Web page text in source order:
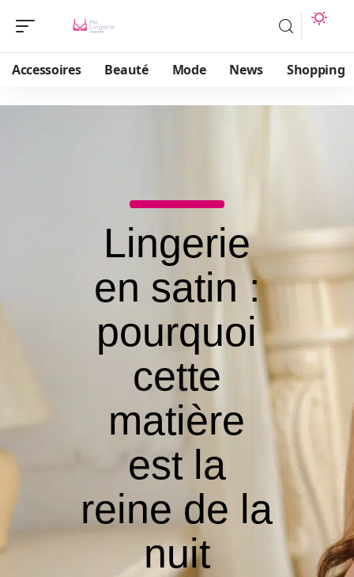
Accessoires Beauté Mode News Shopping
Lingerie
en satin :
pourquoi
cette
matière
est la
reine de la
nuit